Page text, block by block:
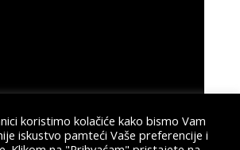
koristimo kolačiće kako bismo Vam
iskustvo pamteći Vaše preferencije i